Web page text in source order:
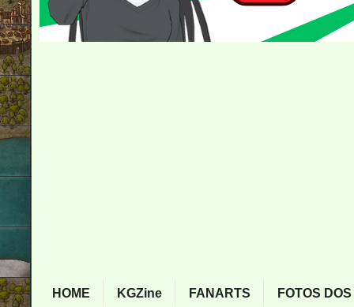
HOME KGZine FANARTS FOTOS